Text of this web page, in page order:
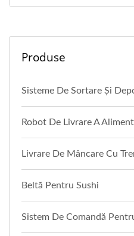
Produse
Sisteme De Sortare Și
Robot De Livrare A
Livrare De Mâncare Cu
Beltă Pentru Sushi
Sistem De Comandă